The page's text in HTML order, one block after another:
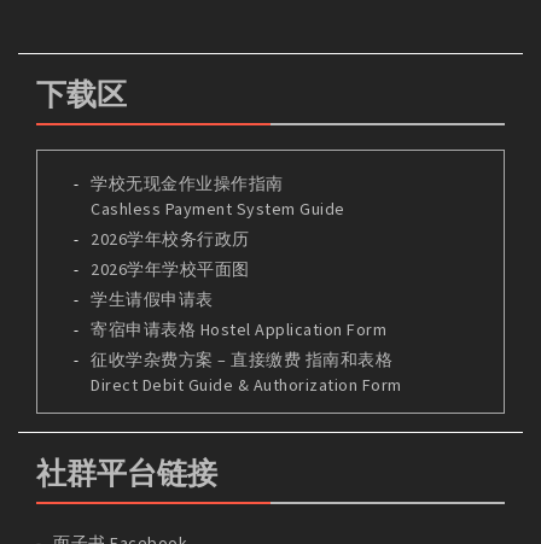
下载区
学校无现金作业操作指南
Cashless Payment System Guide
2026学年校务行政历
2026学年学校平面图
学生请假申请表
寄宿申请表格 Hostel Application Form
征收学杂费方案 – 直接缴费 指南和表格
Direct Debit Guide & Authorization Form
社群平台链接